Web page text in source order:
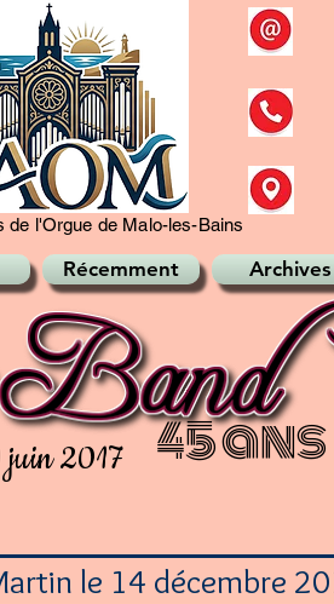
de l'Orgue de Malo-les-Bains
Récemment Archives
45 ans
juin 2017
le 14 décembre